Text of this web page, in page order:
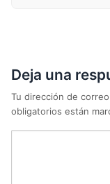
Deja una
Tu dirección de
obligatorios están